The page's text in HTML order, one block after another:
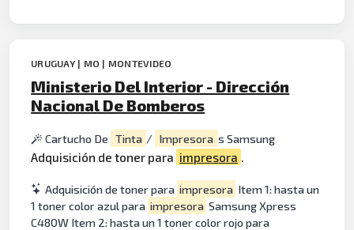
URUGUAY | MO | MONTEVIDEO
Ministerio Del Interior - Dirección
Nacional De Bomberos
Cartucho De Tinta / Impresora s Samsung
Adquisición de toner para impresora .
Adquisición de toner para impresora Item 1: hasta un
1 toner color azul para impresora Samsung Xpress
C480W Item 2: hasta un 1 toner color rojo para